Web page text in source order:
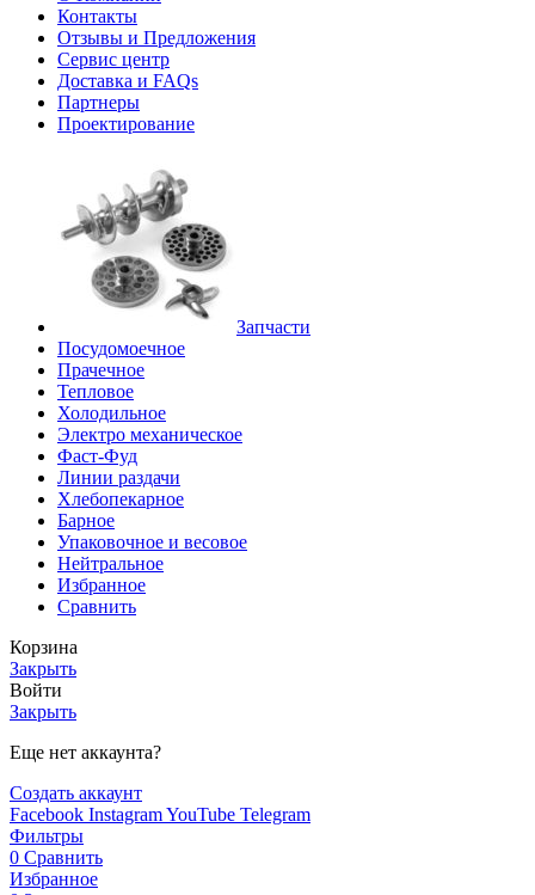
Контакты
Отзывы и Предложения
Сервис центр
Доставка и FAQs
Партнеры
Проектирование
Запчасти
Посудомоечное
Прачечное
Тепловое
Холодильное
Электро механическое
Фаст-Фуд
Линии раздачи
Хлебопекарное
Барное
Упаковочное и весовое
Нейтральное
Избранное
Сравнить
Корзина
Закрыть
Войти
Закрыть
Еще нет аккаунта?
Создать аккаунт
Facebook InstagramYouTube Telegram
Фильтры
0 Сравнить
Избранное